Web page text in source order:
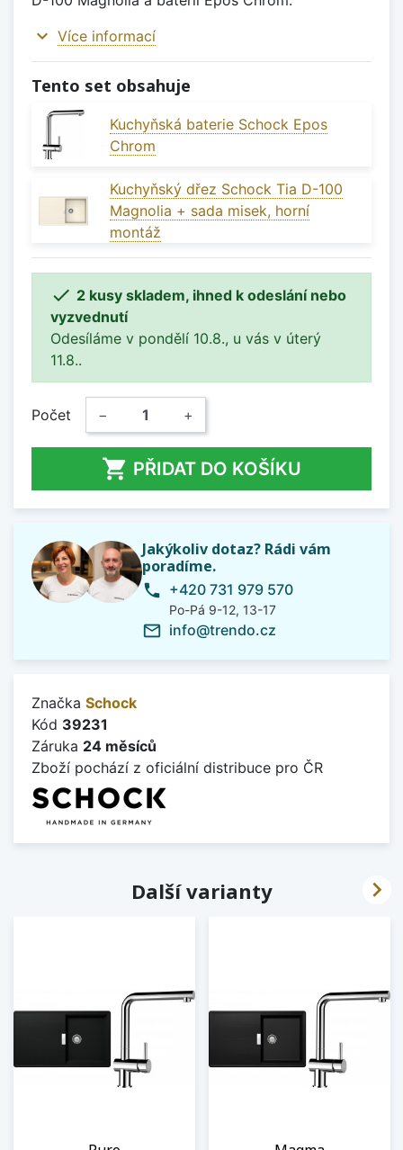
expand_more Více informací
Tento set obsahuje
Kuchyňská baterie Schock Epos
Chrom
Kuchyňský dřez Schock Tia D-100
Magnolia + sada misek, horní
montáž
 2 kusy skladem, ihned k odeslání nebo
vyzvednutí
Odesíláme v pondělí 10.8., u vás v úterý
11.8..
Počet − +
 PŘIDAT DO KOŠÍKU
Jakýkoliv dotaz? Rádi vám
poradíme.
phone +420 731 979 570
Po-Pá 9-12, 13-17
mail_outline info@trendo.cz
Značka Schock
Kód 39231
Záruka 24 měsíců
Zboží pochází z oficiální distribuce pro ČR
Další varianty 